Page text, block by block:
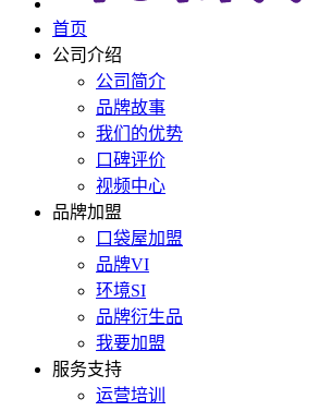
首页
公司介绍
公司简介
品牌故事
我们的优势
口碑评价
视频中心
品牌加盟
口袋屋加盟
品牌VI
环境SI
品牌衍生品
我要加盟
服务支持
运营培训